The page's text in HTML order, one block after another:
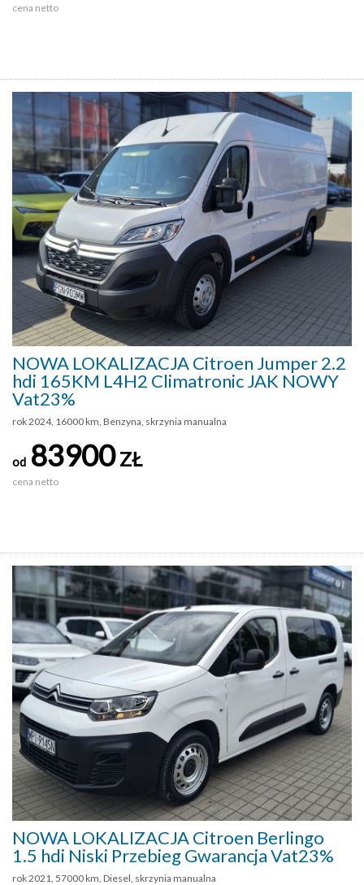
cena netto
NOWA LOKALIZACJA Citroen Jumper 2.2
hdi 165KM L4H2 Climatronic JAK NOWY
Vat23%
rok 2024, 16000 km, Benzyna, skrzynia manualna
od 83900ZŁ
cena netto
NOWA LOKALIZACJA Citroen Berlingo
1.5 hdi Niski Przebieg Gwarancja Vat23%
rok 2021, 57000 km, Diesel, skrzynia manualna